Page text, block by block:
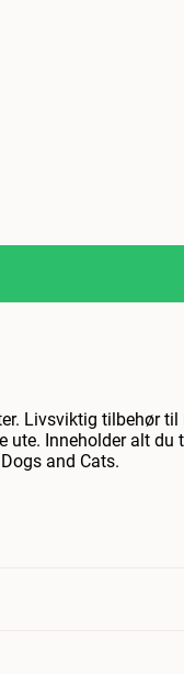
Livsviktig tilbehør
Inneholder alt du
and Cats.
inneholder alt du